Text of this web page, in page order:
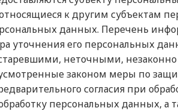
к другим субъектам
данных. Перечень
уточнения его персональных
неточными,
законом меры по
согласия при
персональных данных,